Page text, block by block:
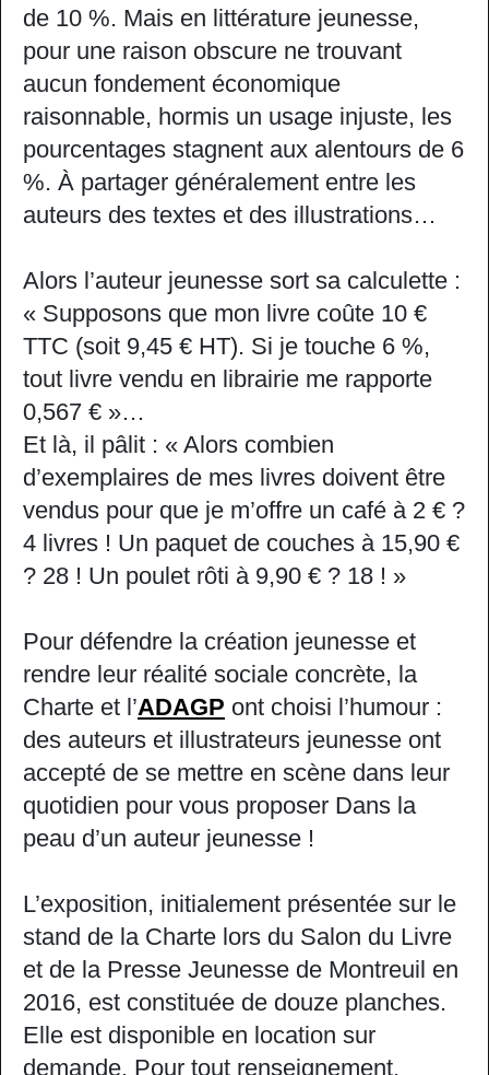
de 10 %. Mais en littérature jeunesse,
pour une raison obscure ne trouvant
aucun fondement économique
raisonnable, hormis un usage injuste, les
pourcentages stagnent aux alentours de 6
%. À partager généralement entre les
auteurs des textes et des illustrations…
Alors l’auteur jeunesse sort sa calculette :
« Supposons que mon livre coûte 10 €
TTC (soit 9,45 € HT). Si je touche 6 %,
tout livre vendu en librairie me rapporte
0,567 € »…
Et là, il pâlit : « Alors combien
d’exemplaires de mes livres doivent être
vendus pour que je m’offre un café à 2 € ?
4 livres ! Un paquet de couches à 15,90 €
? 28 ! Un poulet rôti à 9,90 € ? 18 ! »
Pour défendre la création jeunesse et
rendre leur réalité sociale concrète, la
Charte et l’ADAGP ont choisi l’humour :
des auteurs et illustrateurs jeunesse ont
accepté de se mettre en scène dans leur
quotidien pour vous proposer Dans la
peau d’un auteur jeunesse !
L’exposition, initialement présentée sur le
stand de la Charte lors du Salon du Livre
et de la Presse Jeunesse de Montreuil en
2016, est constituée de douze planches.
Elle est disponible en location sur
demande. Pour tout renseignement,